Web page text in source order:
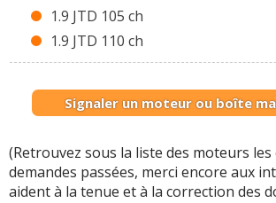
1.9 JTD 105 ch
1.9 JTD 110 ch
Signaler un moteur ou boîte
(Retrouvez sous la liste des moteurs
demandes passées, merci encore aux
aident à la tenue et à la correction des